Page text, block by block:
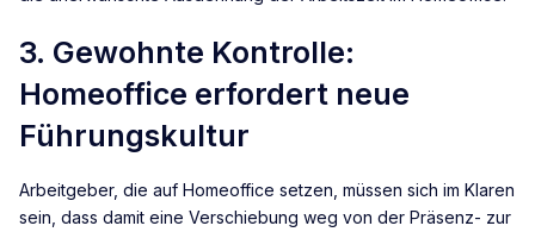
3. Gewohnte Kontrolle:
Homeoffice erfordert neue
Führungskultur
Arbeitgeber, die auf Homeoffice setzen, müssen sich im Klaren
sein, dass damit eine Verschiebung weg von der Präsenz- zur